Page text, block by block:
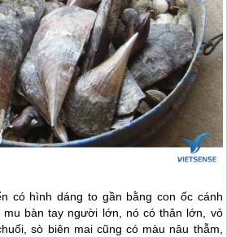
có hình dáng to gần bằng con ốc cánh
bàn tay người lớn, nó có thân lớn, vỏ
sò biên mai cũng có màu nâu thẫm,